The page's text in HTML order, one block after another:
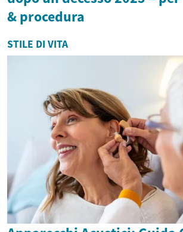
& procedura
STILE DI VITA